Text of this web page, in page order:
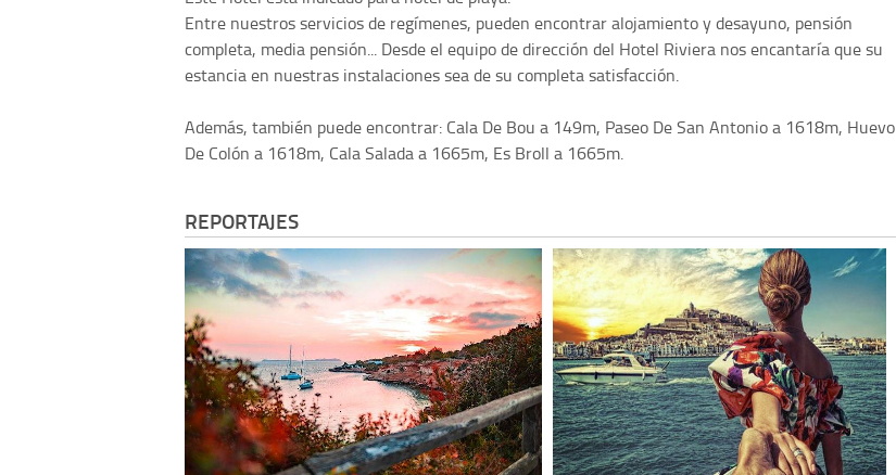
Entre nuestros servicios de regímenes, pueden encontrar alojamiento y desayuno, pensión
completa, media pensión... Desde el equipo de dirección del Hotel Riviera nos encantaría que su
estancia en nuestras instalaciones sea de su completa satisfacción.
Además, también puede encontrar: Cala De Bou a 149m, Paseo De San Antonio a 1618m, Huevo
De Colón a 1618m, Cala Salada a 1665m, Es Broll a 1665m.
REPORTAJES